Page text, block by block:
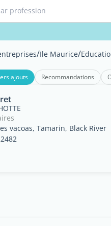
profession
/Ile Maurice/
ajouts Recommandations
vacoas, Tamarin, Black River